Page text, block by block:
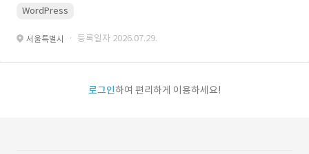
WordPress
서울특별시 · 등록일자 2026.07.29.
로그인하여 편리하게 이용하세요!